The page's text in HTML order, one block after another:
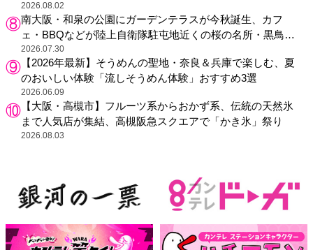
2026.08.02
南大阪・和泉の公園にガーデンテラスが今秋誕生、カフ
ェ・BBQなどが陸上自衛隊駐屯地近くの桜の名所・黒鳥山
公園に
2026.07.30
【2026年最新】そうめんの聖地・奈良＆兵庫で楽しむ、夏
のおいしい体験「流しそうめん体験」おすすめ3選
2026.06.09
【大阪・高槻市】フルーツ系からおかず系、伝統の天然氷
まで人気店が集結、高槻阪急スクエアで「かき氷」祭り
2026.08.03